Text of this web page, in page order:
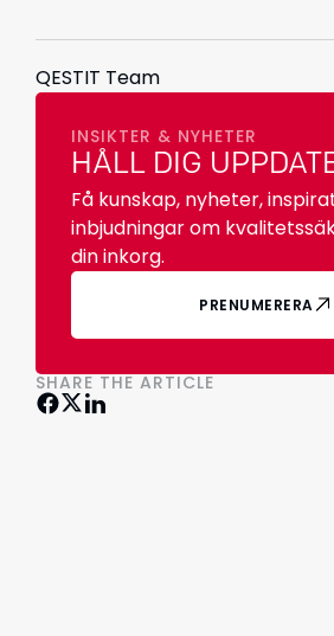
QESTIT Team
INSIKTER & NYHETER
HÅLL DIG
Få kunskap, nyheter,
inbjudningar om
din inkorg.
PRENUMERERA
SHARE THE ARTICLE